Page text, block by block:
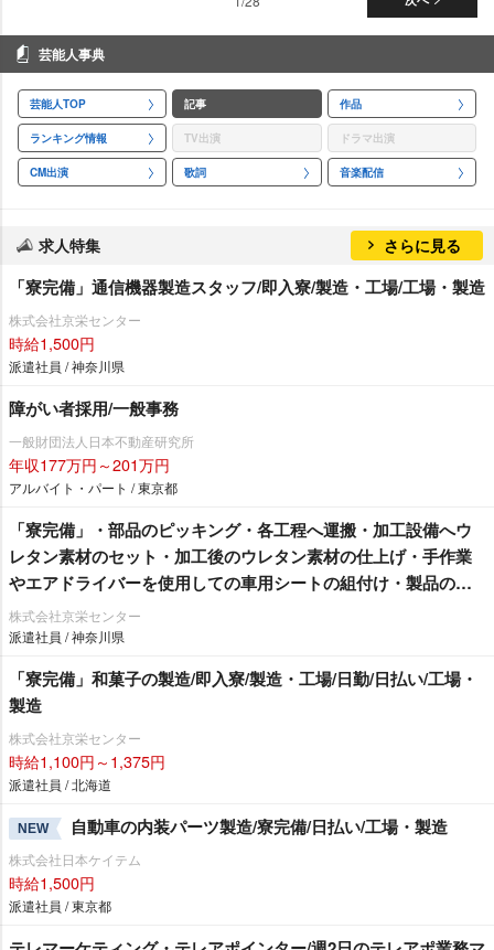
芸能人事典
芸能人TOP 記事 作品
ランキング情報 TV出演 ドラマ出演
CM出演 歌詞 音楽配信
求人特集 さらに見る
「寮完備」通信機器製造スタッフ/即入寮/製造・工場/工場・製造
株式会社京栄センター
時給1,500円
派遣社員 / 神奈川県
障がい者採用/一般事務
一般財団法人日本不動産研究所
年収177万円～201万円
アルバイト・パート / 東京都
「寮完備」・部品のピッキング・各工程へ運搬・加工設備へウ
レタン素材のセット・加工後のウレタン素材の仕上げ・手作業
エアドライバーを使用しての車用シートの組付け・製品の検
査作業/即入寮/製造・工場
株式会社京栄センター
派遣社員 / 神奈川県
「寮完備」和菓子の製造/即入寮/製造・工場/日勤/日払い/工場・
製造
株式会社京栄センター
時給1,100円～1,375円
派遣社員 / 北海道
NEW 自動車の内装パーツ製造/寮完備/日払い/工場・製造
株式会社日本ケイテム
時給1,500円
派遣社員 / 東京都